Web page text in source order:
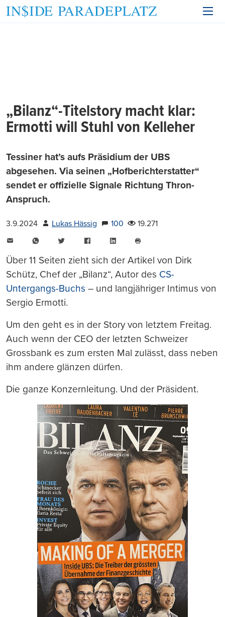
„Bilanz“-Titelstory macht klar:
Ermotti will Stuhl von Kelleher
Tessiner hat’s aufs Präsidium der UBS
abgesehen. Via seinen „Hofberichterstatter“
sendet er offizielle Signale Richtung Thron-
Anspruch.
3.9.2024 Lukas Hässig 100
19.271
WhatsAppTwitter FacebookLinkedIn
drucken
Über 11 Seiten zieht sich der Artikel von Dirk
Schütz, Chef der „Bilanz“, Autor des CS-
Untergangs-Buchs – und langjähriger Intimus von
Sergio Ermotti.
Um den geht es in der Story von letztem Freitag.
Auch wenn der CEO der letzten Schweizer
Grossbank es zum ersten Mal zulässt, dass neben
ihm andere glänzen dürfen.
Die ganze Konzernleitung. Und der Präsident.